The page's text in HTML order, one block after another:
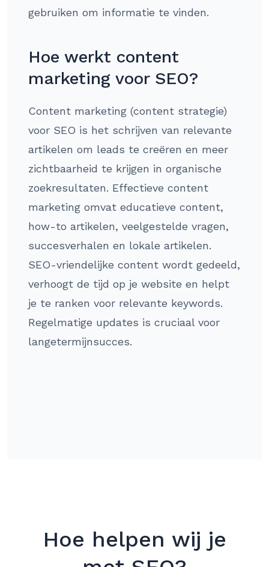
gebruiken om informatie te vinden.
Hoe werkt content
marketing voor SEO?
Content marketing (content strategie)
voor SEO is het schrijven van relevante
artikelen om leads te creëren en meer
zichtbaarheid te krijgen in organische
zoekresultaten. Effectieve content
marketing omvat educatieve content,
how-to artikelen, veelgestelde vragen,
succesverhalen en lokale artikelen.
SEO-vriendelijke content wordt gedeeld,
verhoogt de tijd op je website en helpt
je te ranken voor relevante keywords.
Regelmatige updates is cruciaal voor
langetermijnsucces.
Hoe helpen wij je